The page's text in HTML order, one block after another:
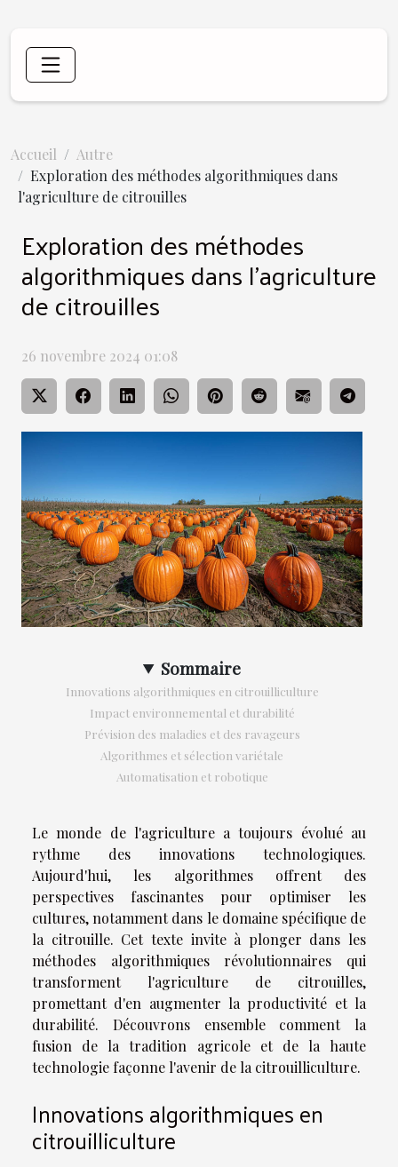
Accueil
Autre
Exploration des méthodes algorithmiques dans
l'agriculture de citrouilles
Exploration des méthodes
algorithmiques dans l'agriculture
de citrouilles
26 novembre 2024 01:08
Sommaire
Innovations algorithmiques en citrouilliculture
Impact environnemental et durabilité
Prévision des maladies et des ravageurs
Algorithmes et sélection variétale
Automatisation et robotique
Le monde de l'agriculture a toujours évolué au
rythme des innovations technologiques.
Aujourd'hui, les algorithmes offrent des
perspectives fascinantes pour optimiser les
cultures, notamment dans le domaine spécifique de
la citrouille. Cet texte invite à plonger dans les
méthodes algorithmiques révolutionnaires qui
transforment l'agriculture de citrouilles,
promettant d'en augmenter la productivité et la
durabilité. Découvrons ensemble comment la
fusion de la tradition agricole et de la haute
technologie façonne l'avenir de la citrouilliculture.
Innovations algorithmiques en
citrouilliculture